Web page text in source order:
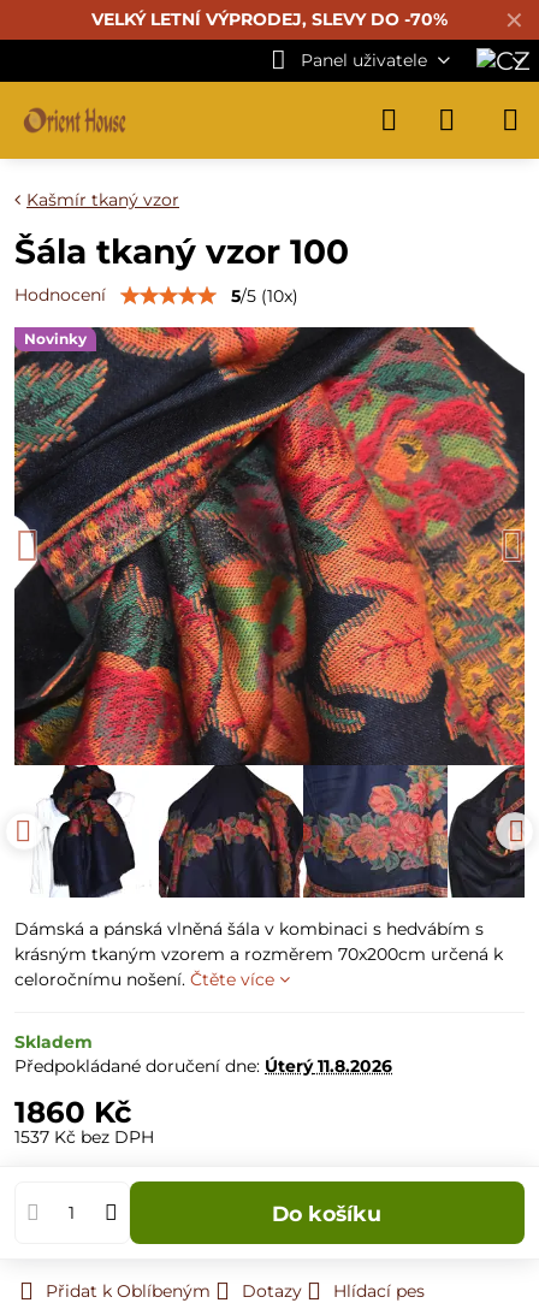
✕
VELKÝ LETNÍ VÝPRODEJ, SLEVY DO -70%
Panel uživatele
Novinky
Kašmír tkaný vzor
Šála tkaný vzor 100
Hodnocení 5/5 (10x)
Dámská a pánská vlněná šála v kombinaci s hedvábím s
krásným tkaným vzorem a rozměrem 70x200cm určená k
celoročnímu nošení. Čtěte více
Skladem
Předpokládané doručení dne: Úterý11.8.2026
1860 Kč
1537 Kč bez DPH
Do košíku
Přidat k Oblíbeným Dotazy
Hlídací pes